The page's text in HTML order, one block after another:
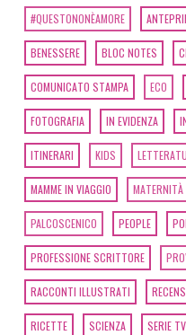
#QUESTONONÈAMORE
BENESSERE BLOC NOTES
COMUNICATO STAMPA ECO
FOTOGRAFIA IN EVIDENZA
ITINERARI KIDS
MAMME IN VIAGGIO MATERNITÀ
PALCOSCENICO PEOPLE
PROFESSIONE SCRITTORE
RACCONTI ILLUSTRATI
RICETTE SCIENZA SERIE TV